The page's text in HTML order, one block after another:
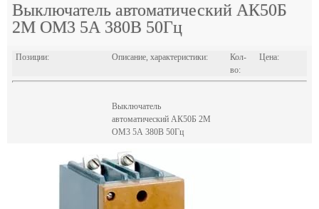
Выключатель автоматический АК50Б
2М ОМ3 5А 380В 50Гц
Позиции: Описание, характеристики:
Кол-
во:
Цена:
Выключатель
автоматический АК50Б 2М
ОМ3 5А 380В 50Гц